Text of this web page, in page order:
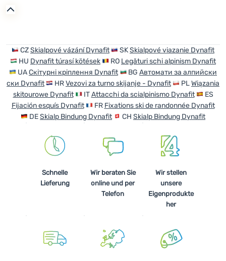
Anmelden /
CZSkialpové vázání Dynafit SKSkialpové viazanie Dynafit
HU Dynafit túrasí kötések RO Legături schi alpinism Dynafit
UAСкітурні кріплення Dynafit BG Автомати за алпийски
ски Dynafit
HRVezovi za turno skijanje - Dynafit PLWiązania
skitourowe Dynafit
ITAttacchi da scialpinismo Dynafit
ES
Fijación esquís Dynafit
FR Fixations ski de randonnée Dynafit
DESkialp Bindung Dynafit CH Skialp Bindung Dynafit
Schnelle
Lieferung
Wir beraten Sie
online und per
Telefon
Wir stellen
unsere
Eigenprodukte
her